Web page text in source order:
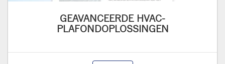
GEAVANCEERDE HVAC-
PLAFONDOPLOSSINGEN